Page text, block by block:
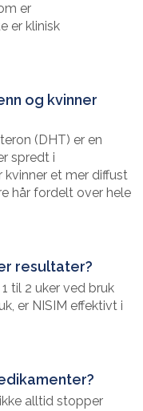
er
er klinisk
og kvinner
(DHT) er en
spredt i
kvinner et mer diffust
hår fordelt over hele
resultater?
til 2 uker ved bruk
er NISIM effektivt i
alltid stopper